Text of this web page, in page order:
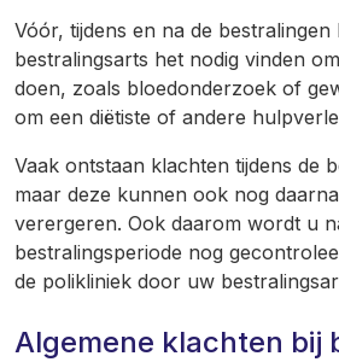
Vóór, tijdens en na de bestralingen
bestralingsarts het nodig vinden
doen, zoals bloedonderzoek of
om een diëtiste of andere
Vaak ontstaan klachten tijdens de
maar deze kunnen ook nog
verergeren. Ook daarom wordt u
bestralingsperiode nog
de polikliniek door uw
Algemene klachten bij